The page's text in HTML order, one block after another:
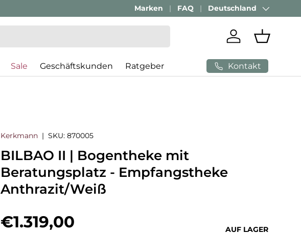
Passenden Bürostuhl finden mitAI-Beratung
Marken FAQ Land/Region
Deutschland
Einloggen
Sale Geschäftskunden Ratgeber Kontakt
Kerkmann |SKU: 870005
BILBAO II | Bogentheke mit
Beratungsplatz - Empfangstheke
Anthrazit/Weiß
Normaler Preis
€1.319,00
AUF LAGER